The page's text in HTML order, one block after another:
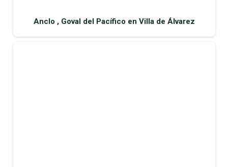
Anclo , Goval del Pacífico en Villa de Álvarez